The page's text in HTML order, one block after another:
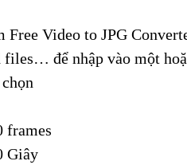
Free Video to JPG
để nhập vào một
frames
Giây